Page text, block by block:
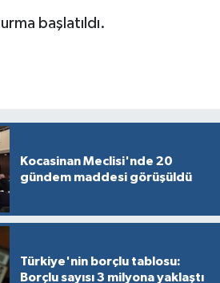
başlatıldı.
Kocasinan Meclisi'nde 20
gündem maddesi görüşüldü
Türkiye'nin borçlu tablosu:
Borçlu sayısı 3 milyona yaklaştı